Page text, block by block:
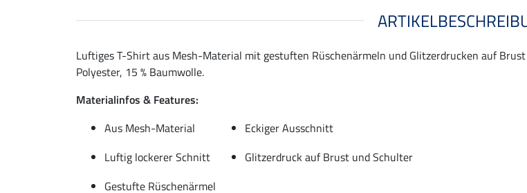
Luftiges T-Shirt aus Mesh-Material mit gestuften Rüschenärmeln und Glitzerdrucken auf
Polyester, 15 % Baumwolle.
Materialinfos & Features:
Aus Mesh-Material
Eckiger Ausschnitt
Luftig lockerer Schnitt
Glitzerdruck auf Brust und Schulter
Gestufte Rüschenärmel